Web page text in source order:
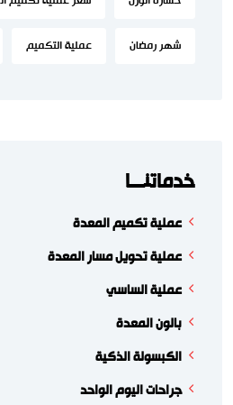
شهر رمضان عملية التكميم
خدماتنـــا
عملية تكميم المعدة
عملية تحويل مسار المعدة
عملية الساسي
بالون المعدة
الكبسولة الذكية
جراحات اليوم الواحد